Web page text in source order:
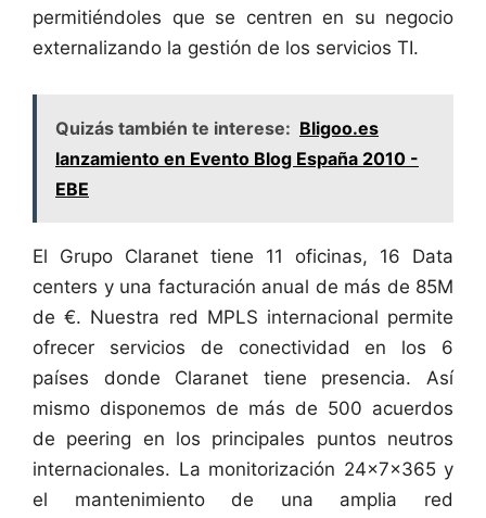
permitiéndoles que se centren en su negocio
externalizando la gestión de los servicios TI.
Quizás también te interese: Bligoo.es
lanzamiento en Evento Blog España 2010 -
EBE
El Grupo Claranet tiene 11 oficinas, 16 Data
centers y una facturación anual de más de 85M
de €. Nuestra red MPLS internacional permite
ofrecer servicios de conectividad en los 6
países donde Claranet tiene presencia. Así
mismo disponemos de más de 500 acuerdos
de peering en los principales puntos neutros
internacionales. La monitorización 24x7x365 y
el mantenimiento de una amplia red